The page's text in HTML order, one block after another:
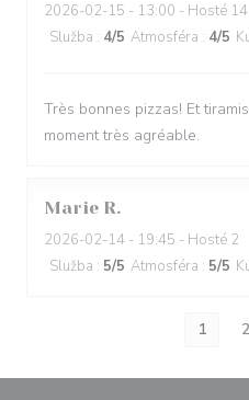
2026-02-15 - 13:00 - Hosté 14
Služba : 4/5 Atmosféra : 4/5
Très bonnes pizzas! Et
moment très agréable.
Marie R
2026-02-14 - 19:45 - Hosté 2
Služba : 5/5 Atmosféra : 5/5
1 2